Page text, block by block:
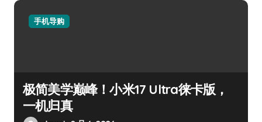
手机导购
极简美学巅峰！小米17 Ultra徕卡版，
一机归真